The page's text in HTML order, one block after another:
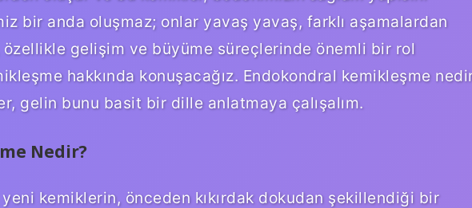
bir anda oluşmaz; onlar yavaş yavaş, farklı aşamalardan
gelişim ve büyüme süreçlerinde önemli bir rol
hakkında konuşacağız. Endokondral kemikleşme
gelin bunu basit bir dille anlatmaya çalışalım.
Nedir?
kemiklerin, önceden kıkırdak dokudan şekillendiği bir